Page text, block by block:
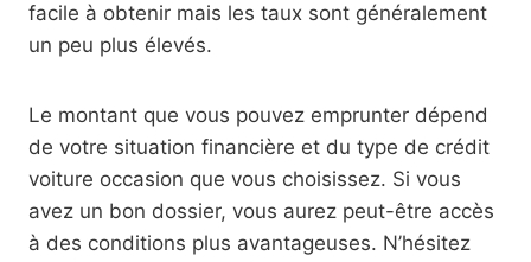
facile à obtenir mais les taux sont généralement
un peu plus élevés.
Le montant que vous pouvez emprunter dépend
de votre situation financière et du type de crédit
voiture occasion que vous choisissez. Si vous
avez un bon dossier, vous aurez peut-être accès
à des conditions plus avantageuses. N’hésitez